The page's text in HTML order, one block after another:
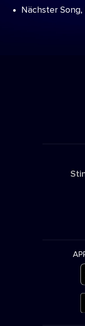
Nächster